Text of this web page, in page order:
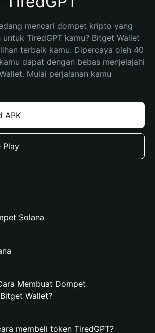
mencari dompet kripto yang
untuk TiredGPT kamu? Bitget Wallet
terbaik kamu. Dipercaya oleh 40
dapat dengan bebas menjelajahi
Mulai perjalanan kamu
APK
Play
Solana
Membuat Dompet
Wallet?
membeli token TiredGPT?